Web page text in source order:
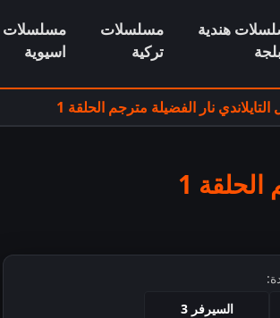
هندية
مسلسلات
تركية
مسلسلات
اسيوية
نار الفضيلة مترجم الحلقة 1
1
السيرفر 3